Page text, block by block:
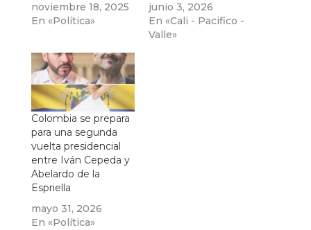
noviembre 18, 2025
En «Política»
junio 3, 2026
En «Cali - Pacifico -
Valle»
Colombia se prepara
para una segunda
vuelta presidencial
entre Iván Cepeda y
Abelardo de la
Espriella
mayo 31, 2026
En «Política»